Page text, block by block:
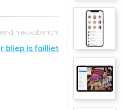
bliep is failliet